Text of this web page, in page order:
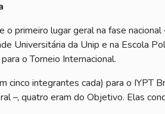
o primeiro lugar geral na fase
Universitária da Unip e na Escola
o Torneio Internacional.
cinco integrantes cada) para o IYPT
–, quatro eram do Objetivo. Elas